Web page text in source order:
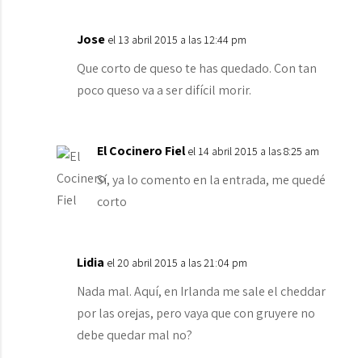
Jose el 13 abril 2015 a las 12:44 pm
Que corto de queso te has quedado. Con tan
poco queso va a ser difícil morir.
El Cocinero Fiel el 14 abril 2015 a las 8:25 am
Sí, ya lo comento en la entrada, me quedé
corto
Lidia el 20 abril 2015 a las 21:04 pm
Nada mal. Aquí, en Irlanda me sale el cheddar
por las orejas, pero vaya que con gruyere no
debe quedar mal no?